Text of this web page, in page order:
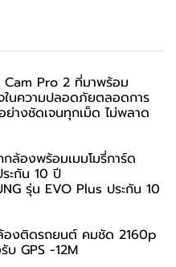
Pro 2 ที่มาพร้อม
ในความปลอดภัยตลอดการ
างชัดเจนทุกเม็ด ไม่พลาด
ล้องพร้อมเมมโมรี่การ์ด
ะกัน 10 ปี
รุ่น EVO Plus ประกัน 10
องติดรถยนต์ คมชัด 2160p
บ GPS -12M